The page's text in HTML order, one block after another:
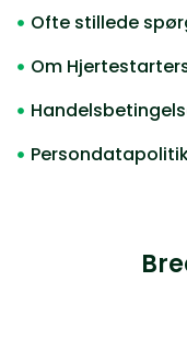
Ofte stillede
Om